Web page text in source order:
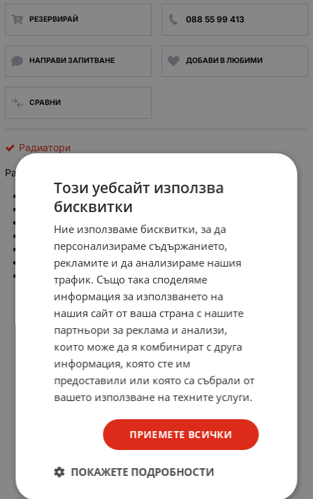
РЕЗЕРВИРАЙ 088 55 99 413
НАПРАВИ ЗАПИТВАНЕ ДОБАВИ В ЛЮБИМИ
СРАВНИ
Радиатори
Радиатор П тип, L:35mm W:35mm H:18mm
Форма на радиатора: U тип / П нип
черен
Широчина: 35mm
Височина: 18mm
Материал: алуминий
Refurbished
Този уебсайт използва
бисквитки
Ние използваме бисквитки, за да
персонализираме съдържанието,
рекламите и да анализираме нашия
трафик. Също така споделяме
информация за използването на
нашия сайт от ваша страна с нашите
партньори за реклама и анализи,
които може да я комбинират с друга
информация, която сте им
предоставили или която са събрали от
вашето използване на техните услуги.
ПРИЕМЕТЕ ВСИЧКИ
ПОКАЖЕТЕ ПОДРОБНОСТИ